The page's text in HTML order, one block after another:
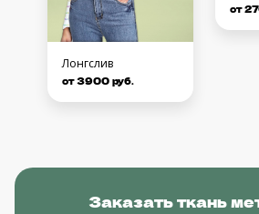
Лонгслив
от 3900 руб.
от
Заказать ткань